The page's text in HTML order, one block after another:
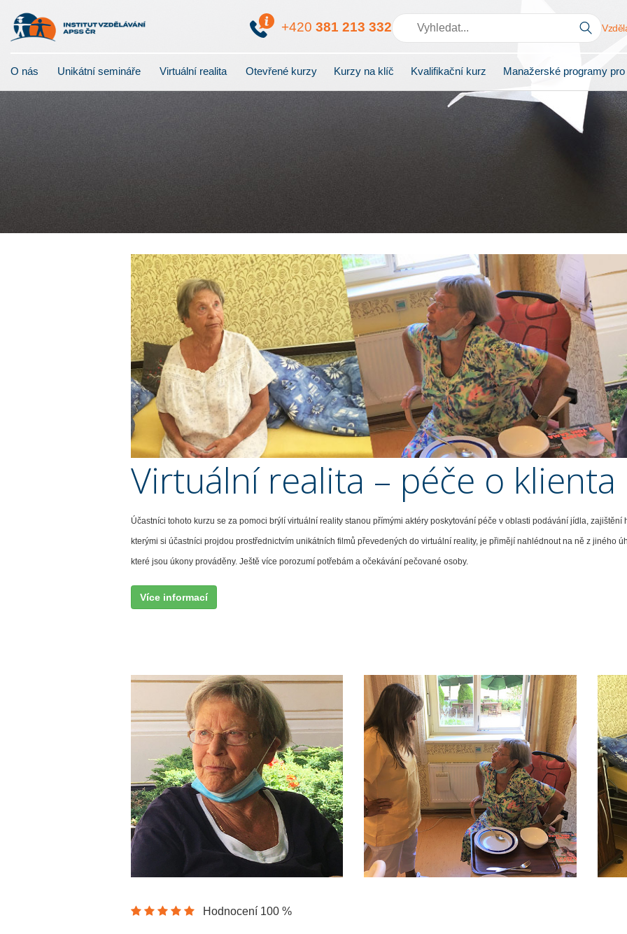
+420 381 213 332
O nás Unikátní semináře Virtuální realita Otevřené kurzy Kurzy na klíč Kvalifikační kurz Manažerské programy
Virtuální realita – péče o klienta
Účastníci tohoto kurzu se za pomoci brýlí virtuální reality stanou přímými aktéry poskytování péče v oblasti podávání jídla,
kterými si účastníci projdou prostřednictvím unikátních filmů převedených do virtuální reality, je přimějí nahlédnout na ně z jiného
které jsou úkony prováděny. Ještě více porozumí potřebám a očekávání pečované osoby.
Více informací
Hodnocení 100 %